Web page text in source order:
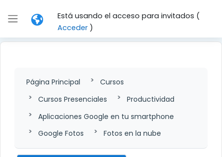
Panel lateral
Está usando el acceso para invitados (
Acceder)
Página Principal
Cursos
Cursos Presenciales
Productividad
Aplicaciones Google en tu smartphone
Google Fotos
Fotos en la nube